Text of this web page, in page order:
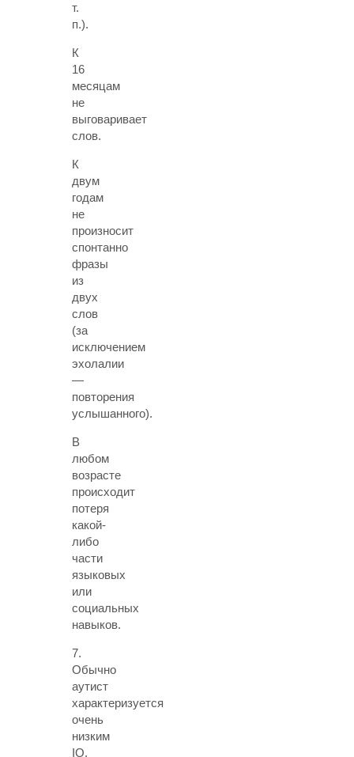
т.
п.).
К
16
месяцам
не
выговаривает
слов.
К
двум
годам
не
произносит
спонтанно
фразы
из
двух
слов
(за
исключением
эхолалии
—
повторения
услышанного).
В
любом
возрасте
происходит
потеря
какой-
либо
части
языковых
или
социальных
навыков.
7.
Обычно
аутист
характеризуется
очень
низким
IQ.